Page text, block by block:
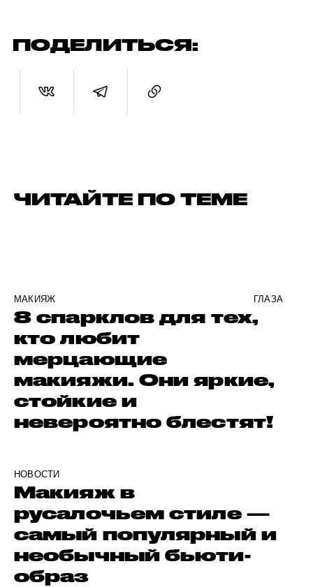
ПОДЕЛИТЬСЯ:
ЧИТАЙТЕ ПО ТЕМЕ
МАКИЯЖ ГЛАЗА
8 спарклов для тех,
кто любит
мерцающие
макияжи. Они яркие,
стойкие и
невероятно блестят!
НОВОСТИ
Макияж в
русалочьем стиле —
самый популярный и
необычный бьюти-
образ